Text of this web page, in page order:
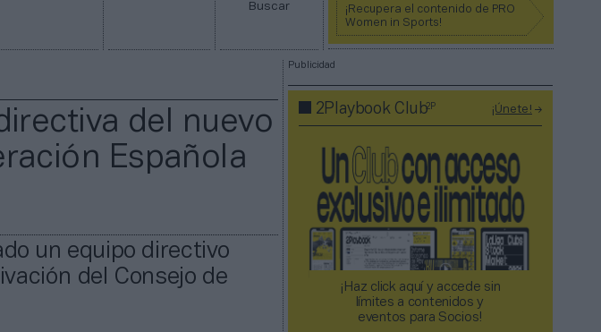
Buscar
¡Recupera el contenido de PRO
Women in Sports!
del nuevo
Española
un equipo directivo
del Consejo de
Publicidad
2Playbook Club2P ¡Únete!
¡Haz click aquí y accede sin
límites a contenidos y
eventos para Socios!​​​​​​​